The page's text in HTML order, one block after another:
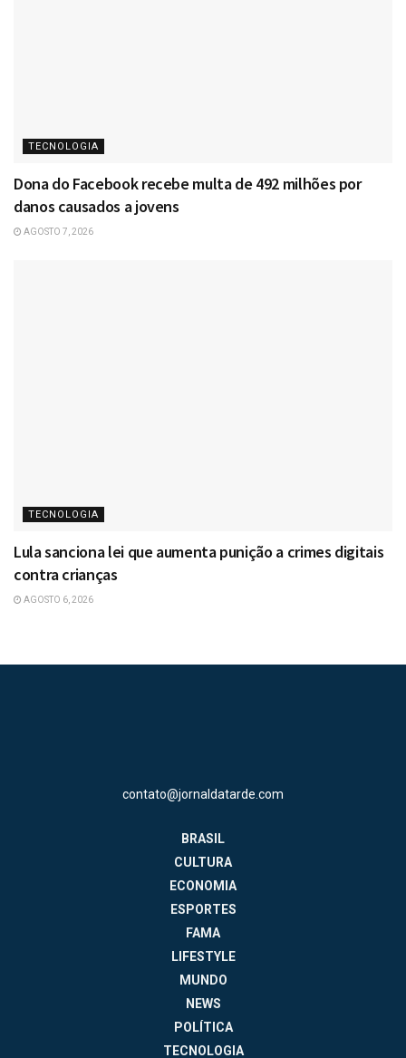
TECNOLOGIA
Dona do Facebook recebe multa de 492 milhões por
danos causados a jovens
AGOSTO 7, 2026
TECNOLOGIA
Lula sanciona lei que aumenta punição a crimes digitais
contra crianças
AGOSTO 6, 2026
contato@jornaldatarde.com
BRASIL
CULTURA
ECONOMIA
ESPORTES
FAMA
LIFESTYLE
MUNDO
NEWS
POLÍTICA
TECNOLOGIA